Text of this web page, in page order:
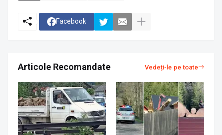
Facebook
Articole Recomandate Vedeți-le pe toate